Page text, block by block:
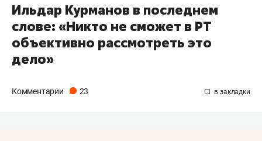
Ильдар Курманов в последнем
слове: «Никто не сможет в РТ
объективно рассмотреть это
дело»
Комментарии 23